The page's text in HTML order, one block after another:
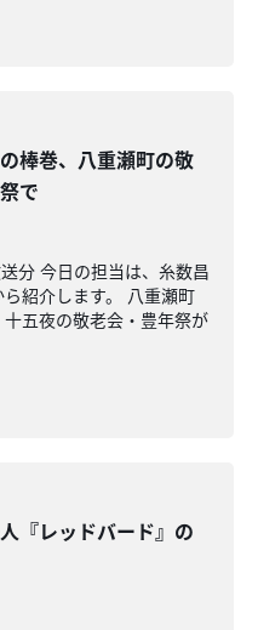
棒巻、八重瀬町の敬
で
分 今日の担当は、糸数昌
紹介します。 八重瀬町
五夜の敬老会・豊年祭が
『レッドバード』の